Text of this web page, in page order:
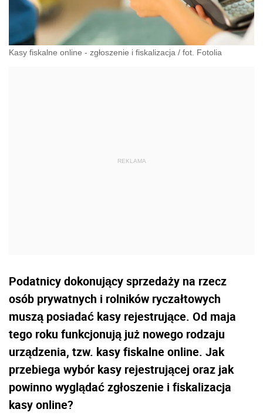
Kasy fiskalne online - zgłoszenie i fiskalizacja / fot. Fotolia
Podatnicy dokonujący sprzedaży na rzecz
osób prywatnych i rolników ryczałtowych
muszą posiadać kasy rejestrujące. Od maja
tego roku funkcjonują już nowego rodzaju
urządzenia, tzw. kasy fiskalne online. Jak
przebiega wybór kasy rejestrującej oraz jak
powinno wyglądać zgłoszenie i fiskalizacja
kasy online?